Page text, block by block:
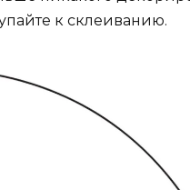
к склеиванию.